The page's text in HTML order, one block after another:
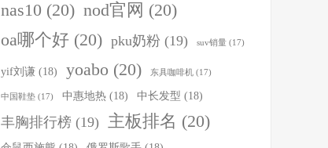
nas10 (20) nod官网 (20)
oa哪个好 (20) pku奶粉 (19) suv销量 (17)
yif刘谦 (18) yoabo (20) 东具咖啡机 (17)
中国鞋垫 (17) 中惠地热 (18) 中长发型 (18)
丰胸排行榜 (19) 主板排名 (20)